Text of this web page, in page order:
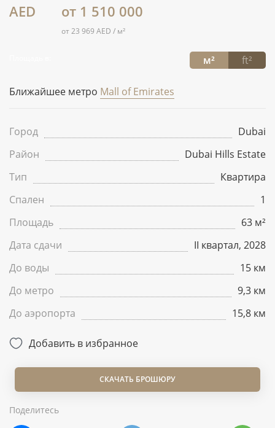
AED от 1 510 000
от 23 969 AED / м²
м² ft²
Ближайшее метро Mall of Emirates
Город
Dubai
Район
Dubai Hills Estate
Тип
Квартира
Спален
1
Площадь
63 м²
Дата сдачи
II квартал, 2028
До воды
15 км
До метро
9,3 км
До аэропорта
15,8 км
Добавить в избранное
СКАЧАТЬ БРОШЮРУ
Поделитесь